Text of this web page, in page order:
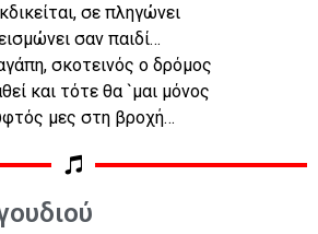
σε πληγώνει
σαν παιδί…
σκοτεινός ο δρόμος
και τότε θα `μαι μόνος
μες στη βροχή…